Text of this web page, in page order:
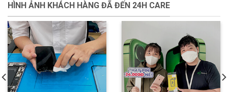
HÌNH ẢNH KHÁCH HÀNG ĐÃ ĐẾN 24H CARE